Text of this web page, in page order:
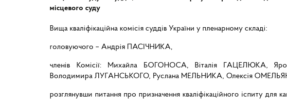
місцевого суду
Вища кваліфікаційна комісія суддів України у пленарному складі:
головуючого – Андрія ПАСІЧНИКА,
членів Комісії: Михайла БОГОНОСА, Віталія ГАЦЕЛЮКА,
Володимира ЛУГАНСЬКОГО, Руслана МЕЛЬНИКА, Олексія
розглянувши питання про призначення кваліфікаційного іспиту для